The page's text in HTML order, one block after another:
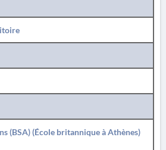
(BSA) (École britannique à Athènes)